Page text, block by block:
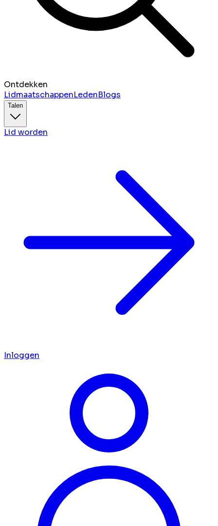
Ontdekken
LidmaatschappenLedenBlogs
Talen
Lid worden
Inloggen